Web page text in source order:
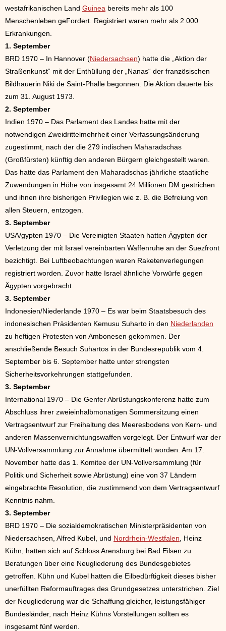
westafrikanischen Land Guinea bereits mehr als 100
Menschenleben geFordert. Registriert waren mehr als 2.000
Erkrankungen.
1. September
BRD 1970 – In Hannover (Niedersachsen) hatte die „Aktion der
Straßenkunst“ mit der Enthüllung der „Nanas“ der französischen
Bildhauerin Niki de Saint-Phalle begonnen. Die Aktion dauerte bis
zum 31. August 1973.
2. September
Indien 1970 – Das Parlament des Landes hatte mit der
notwendigen Zweidrittelmehrheit einer Verfassungsänderung
zugestimmt, nach der die 279 indischen Maharadschas
(Großfürsten) künftig den anderen Bürgern gleichgestellt waren.
Das hatte das Parlament den Maharadschas jährliche staatliche
Zuwendungen in Höhe von insgesamt 24 Millionen DM gestrichen
und ihnen ihre bisherigen Privilegien wie z. B. die Befreiung von
allen Steuern, entzogen.
3. September
USA/gypten 1970 – Die Vereinigten Staaten hatten Ägypten der
Verletzung der mit Israel vereinbarten Waffenruhe an der Suezfront
bezichtigt. Bei Luftbeobachtungen waren Raketenverlegungen
registriert worden. Zuvor hatte Israel ähnliche Vorwürfe gegen
Ägypten vorgebracht.
3. September
Indonesien/Niederlande 1970 – Es war beim Staatsbesuch des
indonesischen Präsidenten Kemusu Suharto in den Niederlanden
zu heftigen Protesten von Ambonesen gekommen. Der
anschließende Besuch Suhartos in der Bundesrepublik vom 4.
September bis 6. September hatte unter strengsten
Sicherheitsvorkehrungen stattgefunden.
3. September
International 1970 – Die Genfer Abrüstungskonferenz hatte zum
Abschluss ihrer zweieinhalbmonatigen Sommersitzung einen
Vertragsentwurf zur Freihaltung des Meeresbodens von Kern- und
anderen Massenvernichtungswaffen vorgelegt. Der Entwurf war der
UN-Vollversammlung zur Annahme übermittelt worden. Am 17.
November hatte das 1. Komitee der UN-Vollversammlung (für
Politik und Sicherheit sowie Abrüstung) eine von 37 Ländern
eingebrachte Resolution, die zustimmend von dem Vertragsentwurf
Kenntnis nahm.
3. September
BRD 1970 – Die sozialdemokratischen Ministerpräsidenten von
Niedersachsen, Alfred Kubel, und Nordrhein-Westfalen , Heinz
Kühn, hatten sich auf Schloss Arensburg bei Bad Eilsen zu
Beratungen über eine Neugliederung des Bundesgebietes
getroffen. Kühn und Kubel hatten die Eilbedürftigkeit dieses bisher
unerfüllten Reformauftrages des Grundgesetzes unterstrichen. Ziel
der Neugliederung war die Schaffung gleicher, leistungsfähiger
Bundesländer, nach Heinz Kühns Vorstellungen sollten es
insgesamt fünf werden.